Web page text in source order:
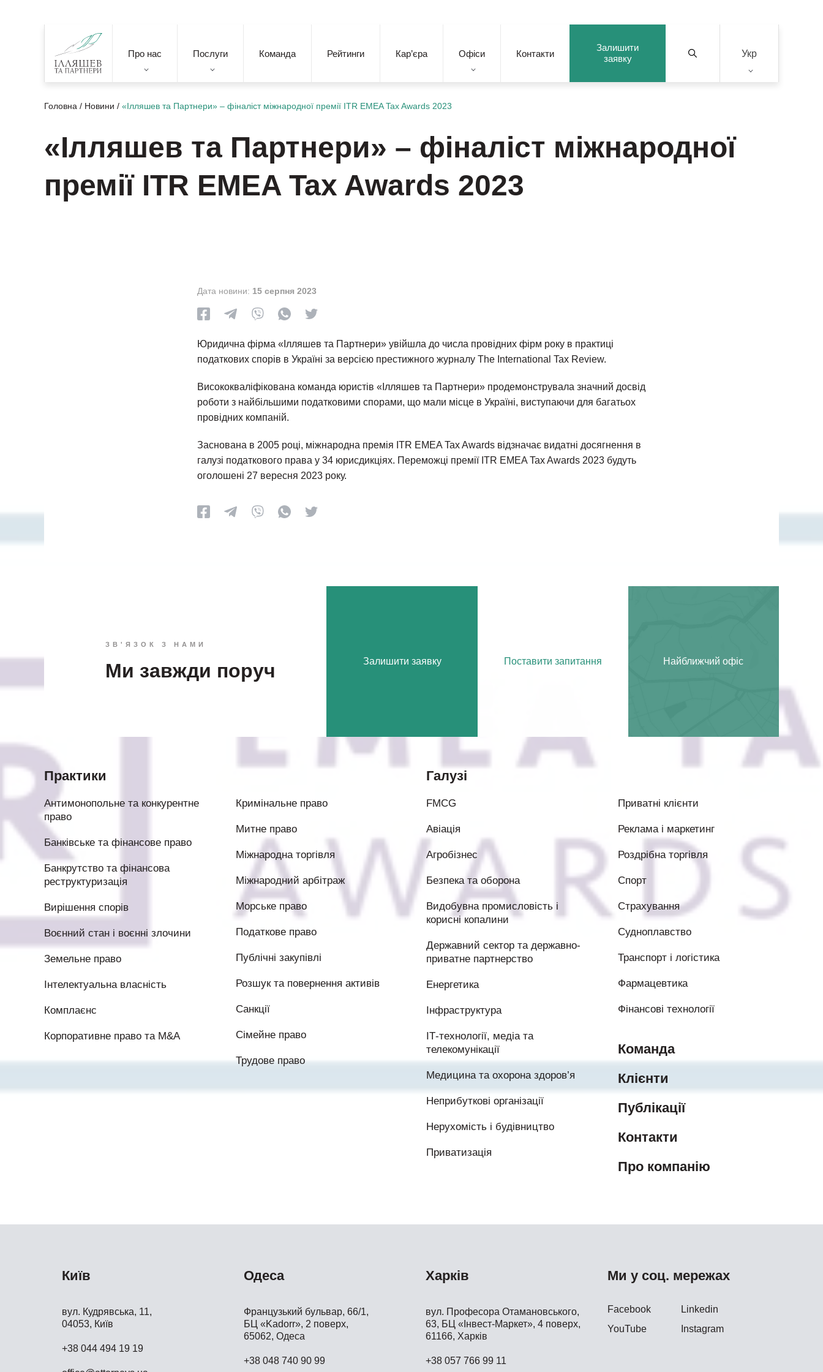
Залишити
заявку
Укр
Про нас Послуги Команда Рейтинги Кар’єра Офіси Контакти
Головна / Новини / «Ілляшев та Партнери» – фіналіст міжнародної премії ITR EMEA Tax Awards 2023
«Ілляшев та Партнери» – фіналіст міжнародної
премії ITR EMEA Tax Awards 2023
Дата новини: 15 серпня 2023
Юридична фірма «Ілляшев та Партнери» увійшла до числа провідних фірм року в практиці
податкових спорів в Україні за версією престижного журналу The International Tax Review.
Висококваліфікована команда юристів «Ілляшев та Партнери» продемонструвала значний досвід
роботи з найбільшими податковими спорами, що мали місце в Україні, виступаючи для багатьох
провідних компаній.
Заснована в 2005 році, міжнародна премія ITR EMEA Tax Awards відзначає видатні досягнення в
галузі податкового права у 34 юрисдикціях. Переможці премії ITR EMEA Tax Awards 2023 будуть
оголошені 27 вересня 2023 року.
ЗВ'ЯЗОК З НАМИ
Ми завжди поруч Залишити заявку Поставити запитання Найближчий офіс
Практики
Антимонопольне та конкурентне
право
Банківське та фінансове право
Банкрутство та фінансова
реструктуризація
Вирішення спорів
Воєнний стан і воєнні злочини
Земельне право
Інтелектуальна власність
Комплаєнс
Корпоративне право та M&A
Кримінальне право
Митне право
Міжнародна торгівля
Міжнародний арбітраж
Морське право
Податкове право
Публічні закупівлі
Розшук та повернення активів
Санкції
Сімейне право
Трудове право
Галузі
FMCG
Авіація
Агробізнес
Безпека та оборона
Видобувна промисловість і
корисні копалини
Державний сектор та державно-
приватне партнерство
Енергетика
Інфраструктура
ІТ-технології, медіа та
телекомунікації
Медицина та охорона здоров’я
Неприбуткові організації
Нерухомість і будівництво
Приватизація
Приватні клієнти
Реклама і маркетинг
Роздрібна торгівля
Спорт
Страхування
Судноплавство
Транспорт і логістика
Фармацевтика
Фінансові технології
Команда
Клієнти
Публікації
Контакти
Про компанію
Київ
вул. Кудрявська, 11,
04053, Київ
+38 044 494 19 19
Одеса
Французький бульвар, 66/1,
БЦ «Kadorr», 2 поверх,
65062, Одеса
+38 048 740 90 99
Харків
вул. Професора Отамановського,
63, БЦ «Інвест-Маркет», 4 поверх,
61166, Харків
+38 057 766 99 11
Ми у соц. мережах
Facebook
Linkedin
YouTube
Instagram